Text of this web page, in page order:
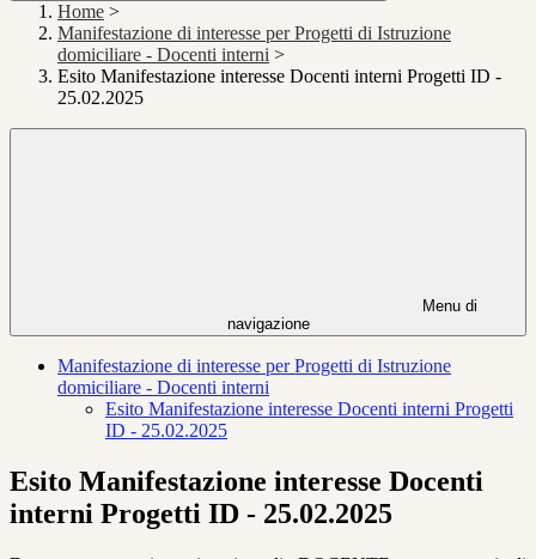
Home >
Manifestazione di interesse per Progetti di Istruzione
domiciliare - Docenti interni >
Esito Manifestazione interesse Docenti interni Progetti ID -
25.02.2025
Menu di
navigazione
Manifestazione di interesse per Progetti di Istruzione
domiciliare - Docenti interni
Esito Manifestazione interesse Docenti interni Progetti
ID - 25.02.2025
Esito Manifestazione interesse Docenti
interni Progetti ID - 25.02.2025